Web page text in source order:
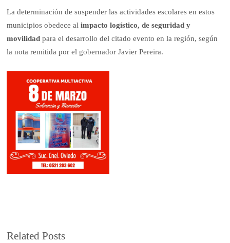
La determinación de suspender las actividades escolares en estos
municipios obedece al impacto logístico, de seguridad y
movilidadpara el desarrollo del citado evento en la región, según
la nota remitida por el gobernador Javier Pereira.
Related Posts